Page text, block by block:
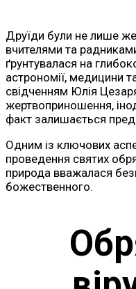
Друїди були не лише
вчителями та
ґрунтувалася на
астрономії, медицини
свідченням Юлія
жертвоприношення,
факт залишається
Одним із ключових
проведення святих
природа вважалася
божественного.